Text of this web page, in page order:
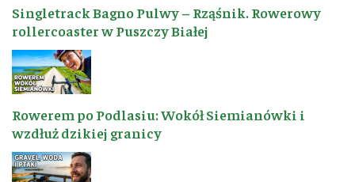
Singletrack Bagno Pulwy – Rząśnik. Rowerowy
rollercoaster w Puszczy Białej
Rowerem po Podlasiu: Wokół Siemianówki i
wzdłuż dzikiej granicy